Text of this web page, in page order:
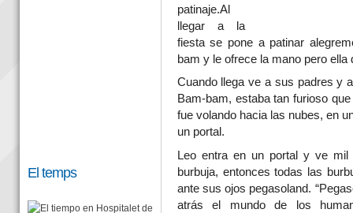
patinaje.Al
llegar a la
fiesta se pone a patinar
bam y le ofrece la mano pero
Cuando llega ve a sus padres y
Bam-bam, estaba tan furioso
fue volando hacia las nubes, en
un portal.
Leo entra en un portal y ve mil
burbuja, entonces todas las
ante sus ojos pegasoland.
atrás el mundo de los
El temps